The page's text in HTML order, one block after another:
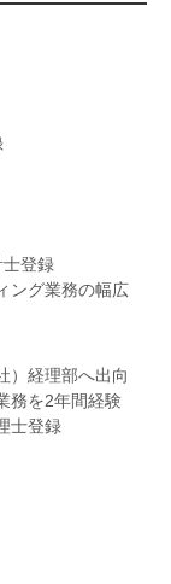
登録
ング業務の幅広
）経理部へ出向
務を2年間経験
士登録